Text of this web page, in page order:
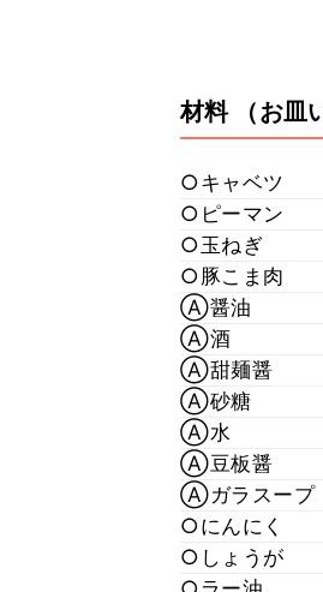
材料 （お皿
○キャベツ
○ピーマン
○玉ねぎ
○豚こま肉
Ⓐ醤油
Ⓐ酒
Ⓐ甜麺醤
Ⓐ砂糖
Ⓐ水
Ⓐ豆板醤
Ⓐガラスープ
○にんにく
○しょうが